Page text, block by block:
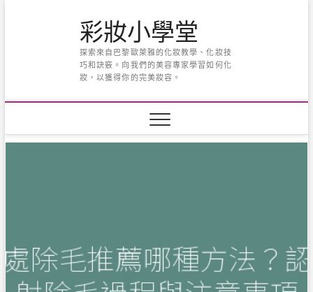
彩妝小學堂
探索來自巴黎歐萊雅的化妝教學、化妝技
巧和訣竅。向我們的美容專家學習如何化
妝，以獲得你的完美妝容。